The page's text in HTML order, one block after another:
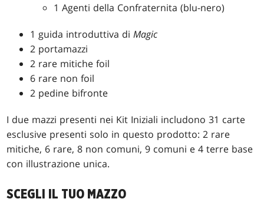
1 Agenti della Confraternita (blu-nero)
1 guida introduttiva diMagic
2 portamazzi
2 rare mitiche foil
6 rare non foil
2 pedine bifronte
I due mazzi presenti nei Kit Iniziali includono 31 carte
esclusive presenti solo in questo prodotto: 2 rare
mitiche, 6 rare, 8 non comuni, 9 comuni e 4 terre base
con illustrazione unica.
SCEGLI IL TUO MAZZO